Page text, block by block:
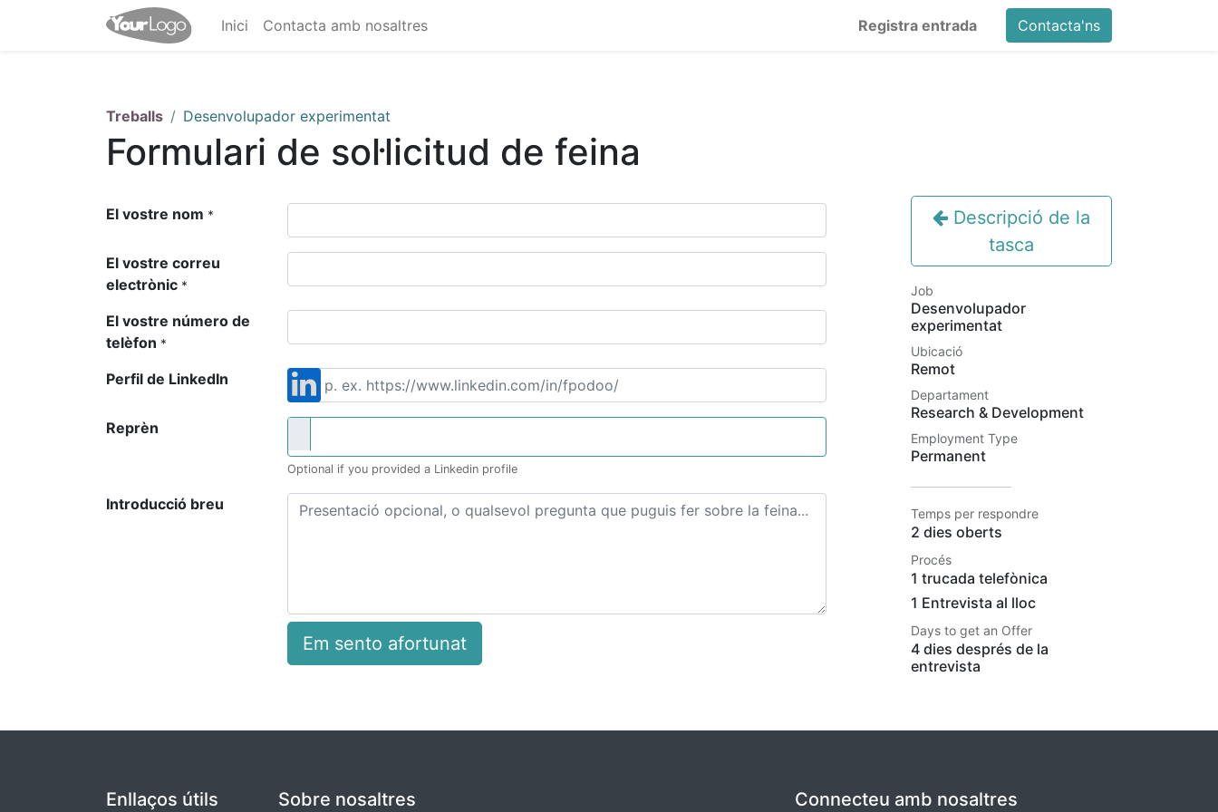
Inici Contacta amb nosaltres Registra entrada Contacta'ns
Treballs Desenvolupador experimentat
Formulari de sol·licitud de feina
El vostre nom *
El vostre correu
electrònic *
El vostre número de
telèfon *
Perfil de LinkedIn
Reprèn
Optional if you provided a Linkedin profile
Introducció breu
Em sento afortunat
Descripció de la
tasca
Job
Desenvolupador
experimentat
Ubicació
Remot
Departament
Research & Development
Employment Type
Permanent
Temps per respondre
2 dies oberts
Procés
1 trucada telefònica
1 Entrevista al lloc
Days to get an Offer
4 dies després de la
entrevista
Enllaços útils Sobre nosaltres Connecteu amb nosaltres